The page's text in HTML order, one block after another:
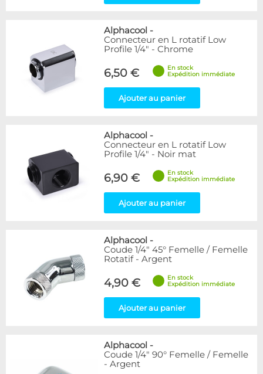
Alphacool -
Connecteur en L rotatif Low
Profile 1/4" - Chrome
6,50 €
En stock
Expédition immédiate
Ajouter au panier
Alphacool -
Connecteur en L rotatif Low
Profile 1/4" - Noir mat
6,90 €
En stock
Expédition immédiate
Ajouter au panier
Alphacool -
Coude 1/4" 45° Femelle / Femelle
Rotatif - Argent
4,90 €
En stock
Expédition immédiate
Ajouter au panier
Alphacool -
Coude 1/4" 90° Femelle / Femelle
- Argent